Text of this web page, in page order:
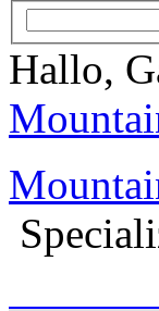
Hallo,